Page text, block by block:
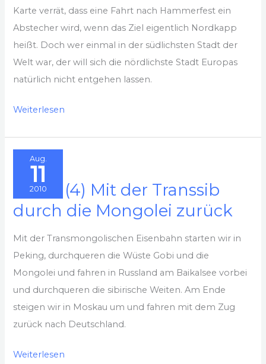
Karte verrät, dass eine Fahrt nach Hammerfest ein
Abstecher wird, wenn das Ziel eigentlich Nordkapp
heißt. Doch wer einmal in der südlichsten Stadt der
Welt war, der will sich die nördlichste Stadt Europas
natürlich nicht entgehen lassen.
Der
und
Weiterlesen
Aug.
11
2010
2010 – (4) Mit der Transsib
durch die Mongolei zurück
Mit der Transmongolischen Eisenbahn starten wir in
Peking, durchqueren die Wüste Gobi und die
Mongolei und fahren in Russland am Baikalsee vorbei
und durchqueren die sibirische Weiten. Am Ende
steigen wir in Moskau um und fahren mit dem Zug
zurück nach Deutschland.
2010
Weiterlesen